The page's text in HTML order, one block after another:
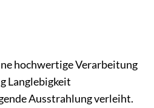
hochwertige Verarbeitung
Langlebigkeit
Ausstrahlung verleiht.